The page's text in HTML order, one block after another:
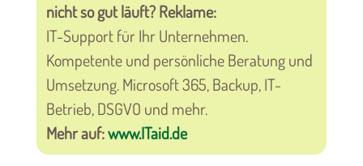
nicht so gut läuft? Reklame:
IT-Support für Ihr Unternehmen.
Kompetente und persönliche Beratung und
Umsetzung. Microsoft 365, Backup, IT-
Betrieb, DSGVO und mehr.
Mehr auf:www.ITaid.de